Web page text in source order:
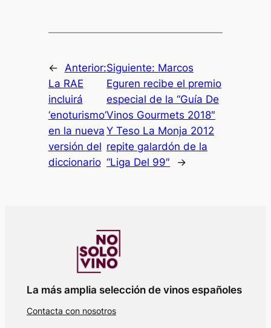
← Anterior:
La RAE
incluirá
‘enoturismo’
en la nueva
versión del
diccionario
Siguiente: Marcos
Eguren recibe el premio
especial de la “Guía De
Vinos Gourmets 2018″
Y Teso La Monja 2012
repite galardón de la
“Liga Del 99″
→
La más amplia selección de vinos españoles
Contacta con nosotros